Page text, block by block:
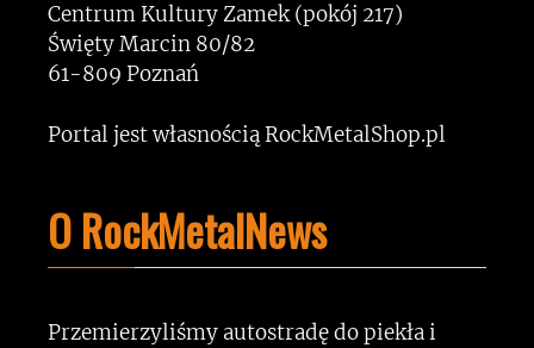
Centrum Kultury Zamek (pokój 217)
Święty Marcin 80/82
61-809 Poznań
Portal jest własnością RockMetalShop.pl
O RockMetalNews
Przemierzyliśmy autostradę do piekła i